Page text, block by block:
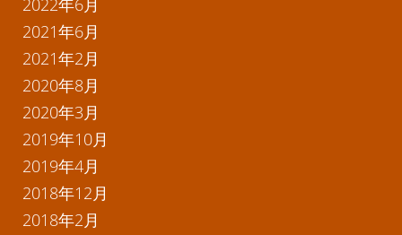
2022年6月
2021年6月
2021年2月
2020年8月
2020年3月
2019年10月
2019年4月
2018年12月
2018年2月